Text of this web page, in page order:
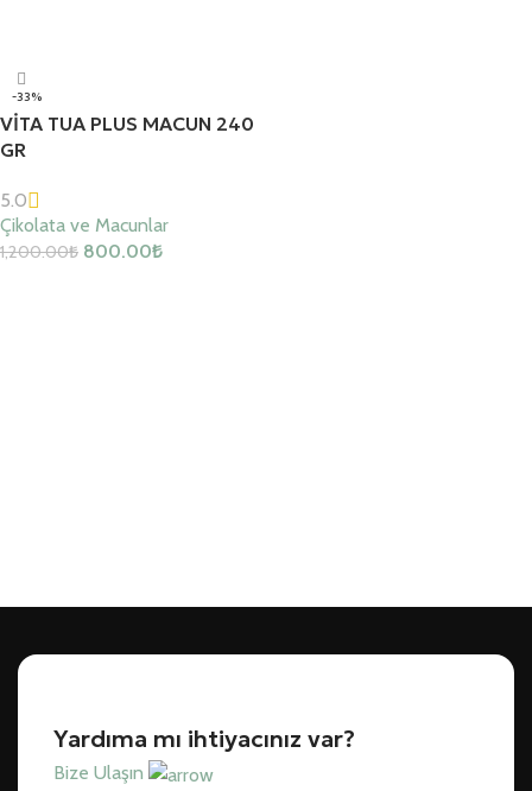
-33%
VİTA TUA PLUS MACUN 240
GR
5.0
Çikolata ve Macunlar
1,200.00₺ 800.00₺
Yardıma mı ihtiyacınız var?
Bize Ulaşın